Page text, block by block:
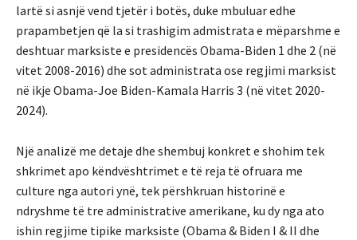
lartë si asnjë vend tjetër i botës, duke mbuluar edhe
prapambetjen që la si trashigim admistrata e mëparshme e
deshtuar marksiste e presidencës Obama-Biden 1 dhe 2 (në
vitet 2008-2016) dhe sot administrata ose regjimi marksist
në ikje Obama-Joe Biden-Kamala Harris 3 (në vitet 2020-
2024).
Një analizë me detaje dhe shembuj konkret e shohim tek
shkrimet apo këndvështrimet e të reja të ofruara me
culture nga autori ynë, tek përshkruan historinë e
ndryshme të tre administrative amerikane, ku dy nga ato
ishin regjime tipike marksiste (Obama & Biden I & II dhe